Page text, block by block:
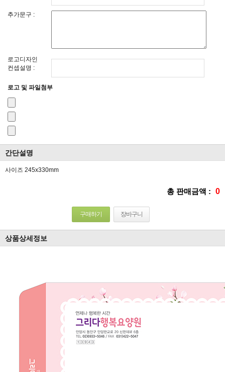
추가문구 :
로고디자인
컨셉설명 :
로고 및 파일첨부
간단설명
사이즈 245x330mm
총 판매금액 : 0
구매하기 장바구니
상품상세정보